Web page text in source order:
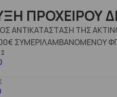
ΠΡΟΧΕΙΡΟΥ
ΑΝΤΙΚΑΤΑΣΤΑΣΗ ΤΗΣ
ΣΥΜΕΡΙΛΑΜΒΑΝΟΜΕΝΟΥ